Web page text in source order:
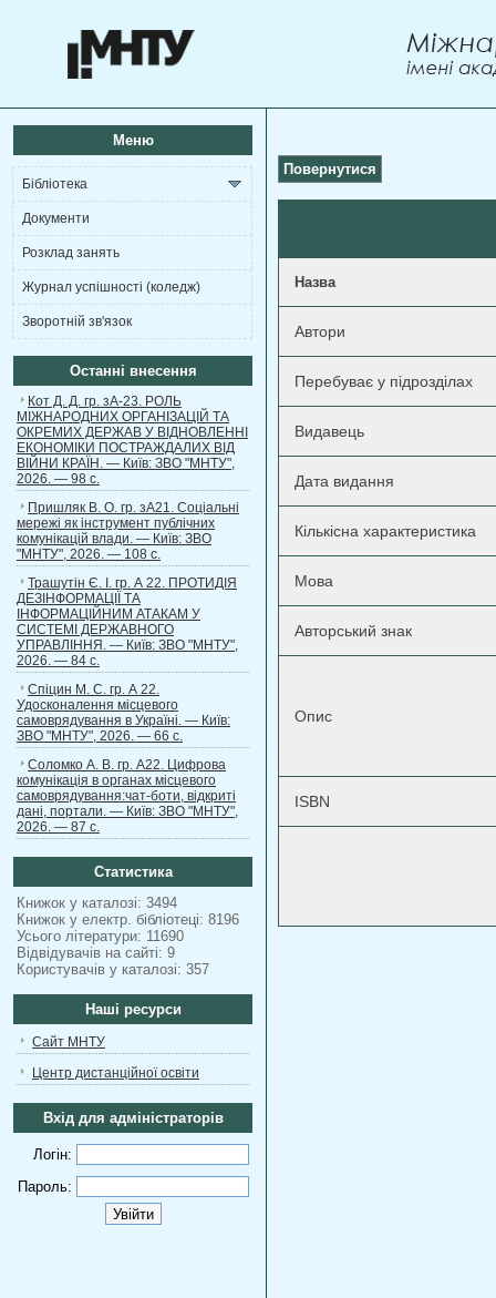
Меню
Бібліотека
Документи
Розклад занять
Журнал успішності (коледж)
Зворотній зв'язок
Останні внесення
Кот Д. Д. гр. зА-23. РОЛЬ
МІЖНАРОДНИХ ОРГАНІЗАЦІЙ ТА
ОКРЕМИХ ДЕРЖАВ У ВІДНОВЛЕННІ
ЕКОНОМІКИ ПОСТРАЖДАЛИХ ВІД
ВІЙНИ КРАЇН. — Київ: ЗВО "МНТУ",
2026. — 98 с.
Пришляк В. О. гр. зА21. Соціальні
мережі як інструмент публічних
комунікацій влади. — Київ: ЗВО
"МНТУ", 2026. — 108 с.
Трашутін Є. І. гр. А 22. ПРОТИДІЯ
ДЕЗІНФОРМАЦІЇ ТА
ІНФОРМАЦІЙНИМ АТАКАМ У
СИСТЕМІ ДЕРЖАВНОГО
УПРАВЛІННЯ. — Київ: ЗВО "МНТУ",
2026. — 84 с.
Спіцин М. С. гр. А 22.
Удосконалення місцевого
самоврядування в Україні. — Київ:
ЗВО "МНТУ", 2026. — 66 с.
Соломко А. В. гр. А22. Цифрова
комунікація в органах місцевого
самоврядування:чат-боти, відкриті
дані, портали. — Київ: ЗВО "МНТУ",
2026. — 87 с.
Статистика
Книжок у каталозі: 3494
Книжок у електр. бібліотеці: 8196
Усього літератури: 11690
Відвідувачів на сайті: 9
Користувачів у каталозі: 357
Наші ресурси
Сайт МНТУ
Центр дистанційної освіти
Вхід для адміністраторів
Логін:
Пароль:
Повернутися
Назва
Автори
Перебуває у підрозділах
Видавець
Дата видання
Кількісна характеристика
Мова
Авторський знак
Опис
ISBN